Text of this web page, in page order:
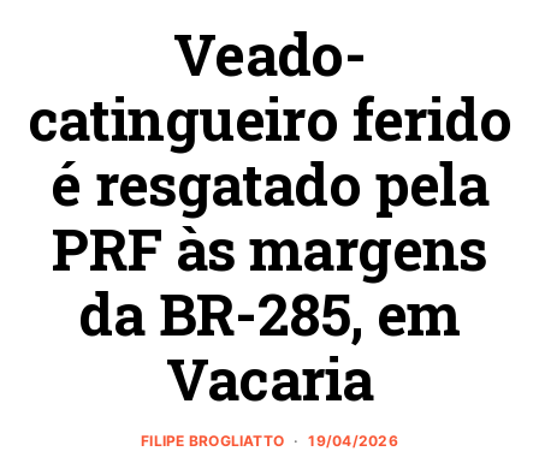
Veado-
catingueiro ferido
é resgatado pela
PRF às margens
da BR-285, em
Vacaria
FILIPE BROGLIATTO 19/04/2026